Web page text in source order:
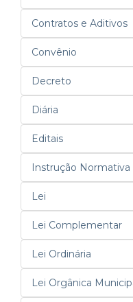
Contratos e Aditivos
Convênio
Decreto
Diária
Editais
Instrução Normativa
Lei
Lei Complementar
Lei Ordinária
Lei Orgânica